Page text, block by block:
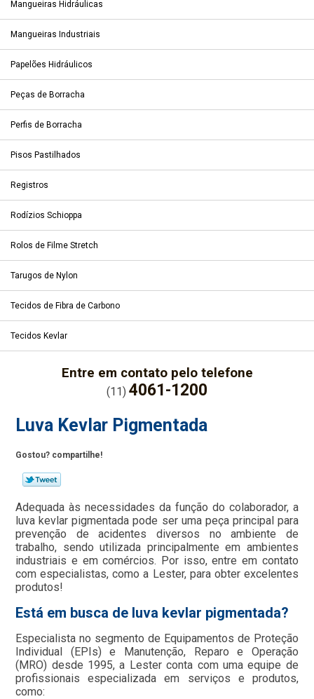
Mangueiras Hidráulicas
Mangueiras Industriais
Papelões Hidráulicos
Peças de Borracha
Perfis de Borracha
Pisos Pastilhados
Registros
Rodízios Schioppa
Rolos de Filme Stretch
Tarugos de Nylon
Tecidos de Fibra de Carbono
Tecidos Kevlar
Entre em contato pelo telefone
(11) 4061-1200
Luva Kevlar Pigmentada
Gostou? compartilhe!
Adequada às necessidades da função do colaborador, a
luva kevlar pigmentada pode ser uma peça principal para
prevenção de acidentes diversos no ambiente de
trabalho, sendo utilizada principalmente em ambientes
industriais e em comércios. Por isso, entre em contato
com especialistas, como a Lester, para obter excelentes
produtos!
Está em busca de luva kevlar pigmentada?
Especialista no segmento de Equipamentos de Proteção
Individual (EPIs) e Manutenção, Reparo e Operação
(MRO) desde 1995, a Lester conta com uma equipe de
profissionais especializada em serviços e produtos,
como: